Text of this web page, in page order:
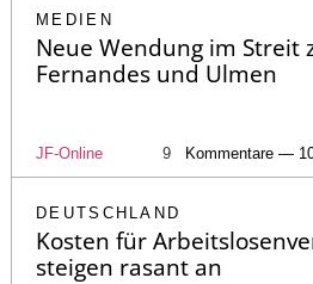
MEDIEN
Neue Wendung im Streit
Fernandes und Ulmen
JF-Online 9 Kommentare —
DEUTSCHLAND
Kosten für
steigen rasant an